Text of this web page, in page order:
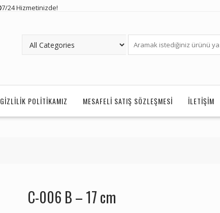
7/24 Hizmetinizde!
GIZLILIK POLITIKAMIZ MESAFELI SATIŞ SÖZLEŞMESI İLETIŞIM
C-006 B – 17 cm